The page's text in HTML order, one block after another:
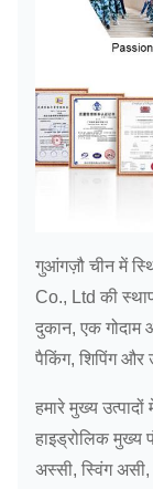
गुआंगज़ौ चीन में
Co., Ltd की
दुकान, एक गोदाम
पैकिंग, शिपिंग और
हमारे मुख्य
हाइड्रोलिक मुख्य
अस्सी, स्विंग